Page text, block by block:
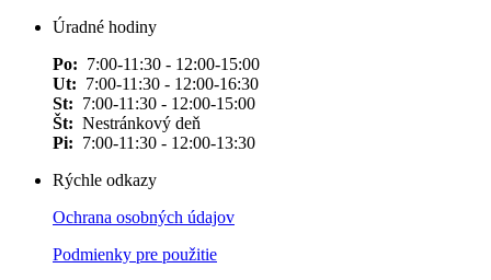
Úradné hodiny
Po: 7:00-11:30 - 12:00-15:00
Ut: 7:00-11:30 - 12:00-16:30
St: 7:00-11:30 - 12:00-15:00
Št: Nestránkový deň
Pi: 7:00-11:30 - 12:00-13:30
Rýchle odkazy
Ochrana osobných údajov
Podmienky pre použitie